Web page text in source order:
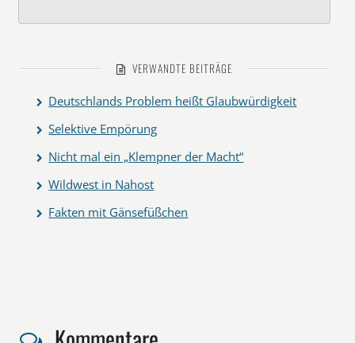
VERWANDTE BEITRÄGE
Deutschlands Problem heißt Glaubwürdigkeit
Selektive Empörung
Nicht mal ein „Klempner der Macht“
Wildwest in Nahost
Fakten mit Gänsefüßchen